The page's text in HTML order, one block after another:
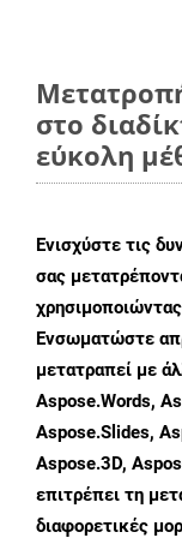
στο
εύκολη
Ενισχύστε τις
σας
Ενσωματώστε
μετατραπεί με
Aspose.Words,
Aspose.Slides,
Aspose.3D,
επιτρέπει τη
διαφορετικές